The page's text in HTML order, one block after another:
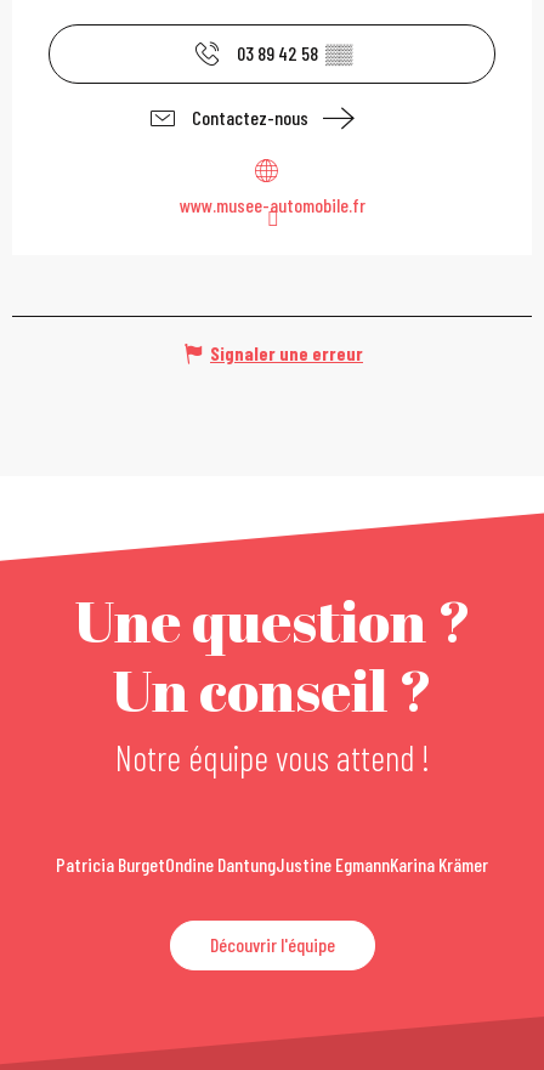
03 89 42 58 ▒▒
Contactez-nous
www.musee-automobile.fr
Signaler une erreur
Une question ?
Un conseil ?
Notre équipe vous attend !
Patricia BurgetOndine DantungJustine EgmannKarina Krämer
Découvrir l'équipe